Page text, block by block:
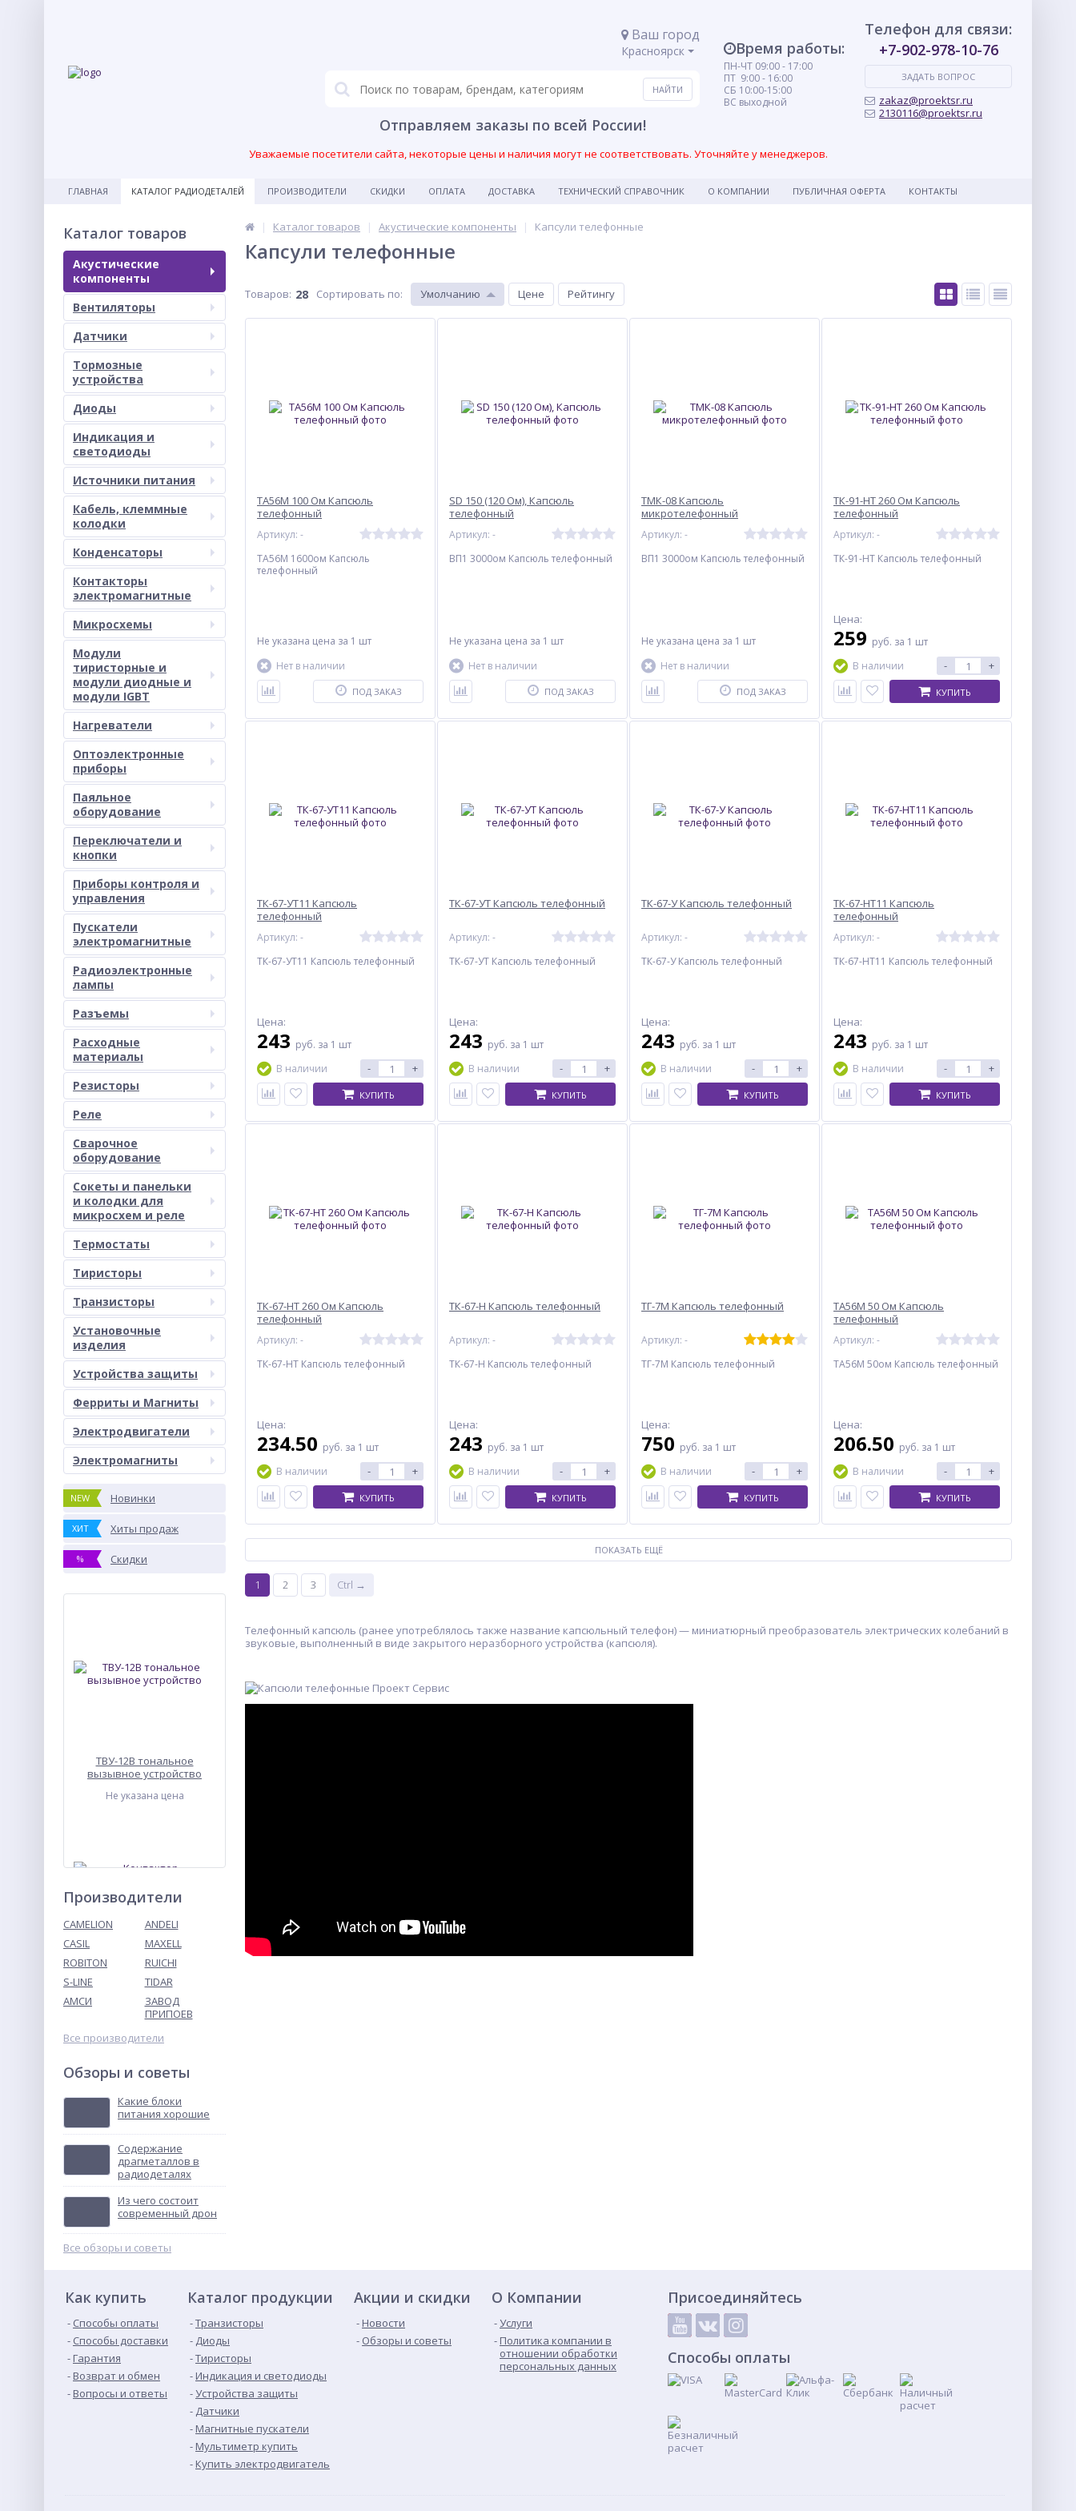
Ваш город
Красноярск
Отправляем заказы по всей России!
Время работы:
ПН-ЧТ 09:00 - 17:00
ПТ 9:00 - 16:00
СБ 10:00-15:00
ВС выходной
Телефон для связи:
+7-902-978-10-76
ЗАДАТЬ ВОПРОС
zakaz@proektsr.ru
2130116@proektsr.ru
Уважаемые посетители сайта, некоторые цены и наличия могут не соответствовать. Уточняйте у менеджеров.
ГЛАВНАЯ КАТАЛОГ РАДИОДЕТАЛЕЙ ПРОИЗВОДИТЕЛИ СКИДКИ ОПЛАТА ДОСТАВКА ТЕХНИЧЕСКИЙ СПРАВОЧНИК О КОМПАНИИ ПУБЛИЧНАЯ ОФЕРТА КОНТАКТЫ
Каталог товаров
Акустические
компоненты
Вентиляторы
Датчики
Тормозные
устройства
Диоды
Индикация и
светодиоды
Источники питания
Кабель, клеммные
колодки
Конденсаторы
Контакторы
электромагнитные
Микросхемы
Модули
тиристорные и
модули диодные и
модули IGBT
Нагреватели
Оптоэлектронные
приборы
Паяльное
оборудование
Переключатели и
кнопки
Приборы контроля и
управления
Пускатели
электромагнитные
Радиоэлектронные
лампы
Разъемы
Расходные
материалы
Резисторы
Реле
Сварочное
оборудование
Сокеты и панельки
и колодки для
микросхем и реле
Термостаты
Тиристоры
Транзисторы
Установочные
изделия
Устройства защиты
Ферриты и Магниты
Электродвигатели
Электромагниты
NEW Новинки
ХИТ Хиты продаж
% Скидки
ТВУ-12В тональное
вызывное устройство
Не указана цена
Контактор
ПМЛ-4160ДМ-80А-220АС-
Не указана цена
ВА57Ф35 200 А
выключатель
автоматический
Не указана цена
Производители
CAMELION
ANDELI
CASIL
MAXELL
ROBITON
RUICHI
S-LINE
TIDAR
АМСИ
ЗАВОД
ПРИПОЕВ
Все производители
Обзоры и советы
Какие блоки
питания хорошие
Содержание
драгметаллов в
радиодеталях
Из чего состоит
современный дрон
Все обзоры и советы
Каталог товаров Акустические компоненты Капсули телефонные
Капсули телефонные
Товаров: 28 Сортировать по: Умолчанию Цене Рейтингу
ТА56М 100 Ом Капсюль
телефонный
Артикул: -
ТА56М 1600ом Капсюль
телефонный
Не указана цена за 1 шт
Нет в наличии
ПОД ЗАКАЗ
SD 150 (120 Ом), Капсюль
телефонный
Артикул: -
ВП1 3000ом Капсюль телефонный
Не указана цена за 1 шт
Нет в наличии
ПОД ЗАКАЗ
ТМК-08 Капсюль
микротелефонный
Артикул: -
ВП1 3000ом Капсюль телефонный
Не указана цена за 1 шт
Нет в наличии
ПОД ЗАКАЗ
ТК-91-НТ 260 Ом Капсюль
телефонный
Артикул: -
ТК-91-НТ Капсюль телефонный
Цена:
259 руб. за 1 шт
В наличии
- +
КУПИТЬ
ТК-67-УТ11 Капсюль
телефонный
Артикул: -
ТК-67-УТ11 Капсюль телефонный
Цена:
243 руб. за 1 шт
В наличии
- +
КУПИТЬ
ТК-67-УТ Капсюль телефонный
Артикул: -
ТК-67-УТ Капсюль телефонный
Цена:
243 руб. за 1 шт
В наличии
- +
КУПИТЬ
ТК-67-У Капсюль телефонный
Артикул: -
ТК-67-У Капсюль телефонный
Цена:
243 руб. за 1 шт
В наличии
- +
КУПИТЬ
ТК-67-НТ11 Капсюль
телефонный
Артикул: -
ТК-67-НТ11 Капсюль телефонный
Цена:
243 руб. за 1 шт
В наличии
- +
КУПИТЬ
ТК-67-НТ 260 Ом Капсюль
телефонный
Артикул: -
ТК-67-НТ Капсюль телефонный
Цена:
234.50 руб. за 1 шт
В наличии
- +
КУПИТЬ
ТК-67-Н Капсюль телефонный
Артикул: -
ТК-67-Н Капсюль телефонный
Цена:
243 руб. за 1 шт
В наличии
- +
КУПИТЬ
ТГ-7М Капсюль телефонный
Артикул: -
ТГ-7М Капсюль телефонный
Цена:
750 руб. за 1 шт
В наличии
- +
КУПИТЬ
ТА56М 50 Ом Капсюль
телефонный
Артикул: -
ТА56М 50ом Капсюль телефонный
Цена:
206.50 руб. за 1 шт
В наличии
- +
КУПИТЬ
ПОКАЗАТЬ ЕЩЁ
1 2 3 Ctrl →
Телефонный капсюль (ранее употреблялось также название капсюльный телефон) — миниатюрный преобразователь электрических колебаний в
звуковые, выполненный в виде закрытого неразборного устройства (капсюля).
Как купить
Способы оплаты
Способы доставки
Гарантия
Возврат и обмен
Вопросы и ответы
Каталог продукции
Транзисторы
Диоды
Тиристоры
Индикация и светодиоды
Устройства защиты
Датчики
Магнитные пускатели
Мультиметр купить
Купить электродвигатель
Акции и скидки
Новости
Обзоры и советы
О Компании
Услуги
Политика компании в
отношении обработки
персональных данных
Присоединяйтесь
Способы оплаты